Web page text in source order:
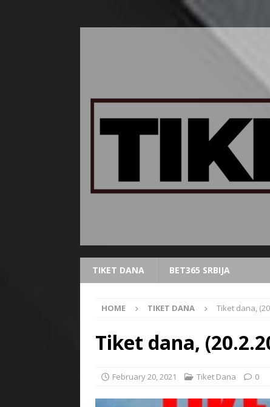
TIKET DANA BET365 SRBIJA
HOME TIKET DANA Tiket dana,
Tiket dana,
February 20, 2021 Tiket Dana 0